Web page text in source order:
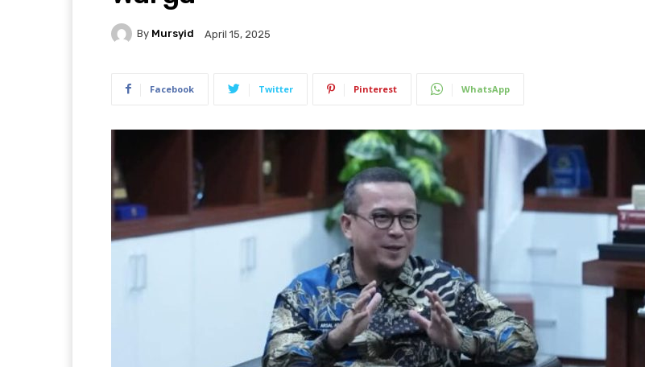
By Mursyid April 15, 2025
Facebook Twitter Pinterest WhatsApp